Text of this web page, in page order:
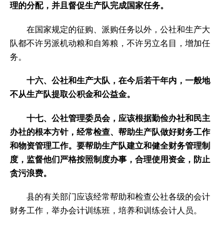
理的分配，并且督促生产队完成国家任务。
在国家规定的征购、派购任务以外，公社和生产大
队都不许另派机动粮和自筹粮，不许另立名目，增加任
务。
十六、公社和生产大队，在今后若干年内，一般地
不从生产队提取公积金和公益金。
十七、公社管理委员会，应该根据勤俭办社和民主
办社的根本方针，经常检查、帮助生产队做好财务工作
和物资管理工作。要帮助生产队建立和健全财务管理制
度，监督他们严格按照制度办事，合理使用资金，防止
贪污浪费。
县的有关部门应该经常帮助和检查公社各级的会计
财务工作，举办会计训练班，培养和训练会计人员。